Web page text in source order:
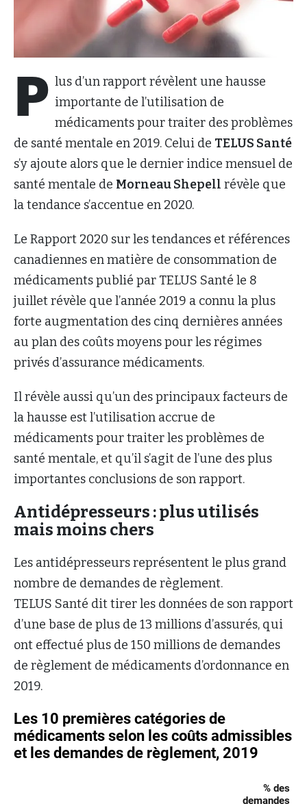
P lus d’un rapport révèlent une hausse
importante de l’utilisation de
médicaments pour traiter des problèmes
de santé mentale en 2019. Celui de TELUS Santé
s’y ajoute alors que le dernier indice mensuel de
santé mentale de Morneau Shepell révèle que
la tendance s’accentue en 2020.
Le Rapport 2020 sur les tendances et références
canadiennes en matière de consommation de
médicaments publié par TELUS Santé le 8
juillet révèle que l’année 2019 a connu la plus
forte augmentation des cinq dernières années
au plan des coûts moyens pour les régimes
privés d’assurance médicaments.
Il révèle aussi qu’un des principaux facteurs de
la hausse est l’utilisation accrue de
médicaments pour traiter les problèmes de
santé mentale, et qu’il s’agit de l’une des plus
importantes conclusions de son rapport.
Antidépresseurs : plus utilisés
mais moins chers
Les antidépresseurs représentent le plus grand
nombre de demandes de règlement.
TELUS Santé dit tirer les données de son rapport
d’une base de plus de 13 millions d’assurés, qui
ont effectué plus de 150 millions de demandes
de règlement de médicaments d’ordonnance en
2019.